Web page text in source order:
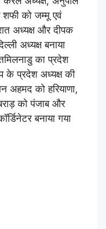
शफी को जम्मू एवं
अध्यक्ष और दीपक
अध्यक्ष बनाया
का प्रदेश
के प्रदेश अध्यक्ष की
अहमद को हरियाणा,
को पंजाब और
बनाया गया